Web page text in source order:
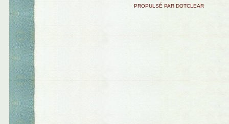
PROPULSÉ PAR DOTCLEAR